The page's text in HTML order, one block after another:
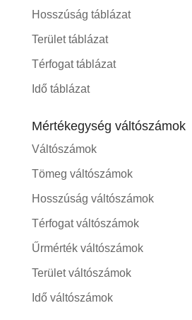
Hosszúság táblázat
Terület táblázat
Térfogat táblázat
Idő táblázat
Mértékegység váltószámok
Váltószámok
Tömeg váltószámok
Hosszúság váltószámok
Térfogat váltószámok
Űrmérték váltószámok
Terület váltószámok
Idő váltószámok